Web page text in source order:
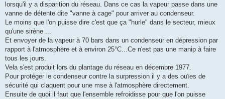
lorsqu'il y a disparition du réseau. Dans ce cas la vapeur passe dans une
vanne de détente dite "vanne à cage" pour arriver au condenseur.
Le moins que l'on puisse dire c'est que ça "hurle" dans le secteur, mieux
qu'une sirène ...
Et envoyer de la vapeur à 70 bars dans un condenseur en dépression par
rapport à l'atmosphère et à environ 25°C...Ce n'est pas une manip à faire
tous les jours.
Vela s'est produit lors du plantage du réseau en décembre 1977.
Pour protéger le condenseur contre la surpression il y a des ouïes de
sécurité qui claquent pour une mse à l'atmosphère directement.
Ensuite de quoi il faut que l'ensemble refroidisse pour que l'on puisse